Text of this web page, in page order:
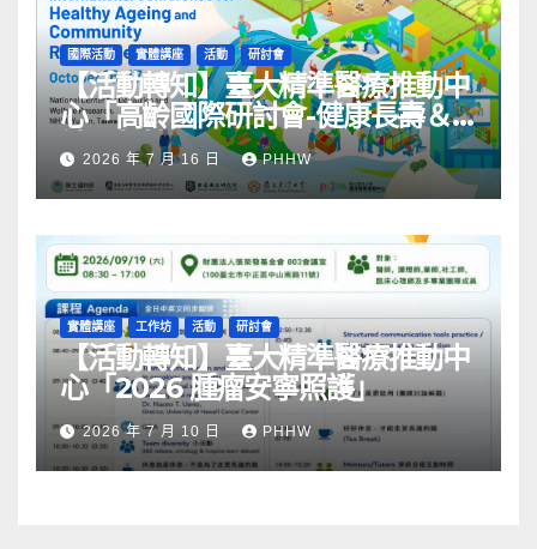
國際活動 實體講座 活動 研討會
【活動轉知】臺大精準醫療推動中
心「高齡國際研討會-健康長壽＆
社區韌性」
2026 年 7 月 16 日 PHHW
實體講座 工作坊 活動 研討會
【活動轉知】臺大精準醫療推動中
心「2026 腫瘤安寧照護」
2026 年 7 月 10 日 PHHW